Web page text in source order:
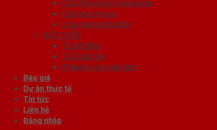
Cửa Nhựa Gỗ Composite
Cửa vòm nhựa
Cửa nhựa nhà tắm
NỘI THẤT
Tủ Kệ Bếp
Tủ Quần Áo
Phụ kiện cửa nhà tắm
Báo giá
Dự án thực tế
Tin tức
Liên hệ
Đăng nhập